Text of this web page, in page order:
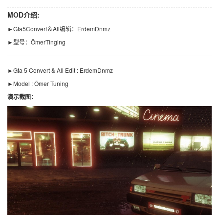
MOD介绍:
►Gta5Convert＆All编辑：ErdemDnmz
►型号：ÖmerTinging
►Gta 5 Convert & All Edit : ErdemDnmz
►Model : Ömer Tuning
演示截图：